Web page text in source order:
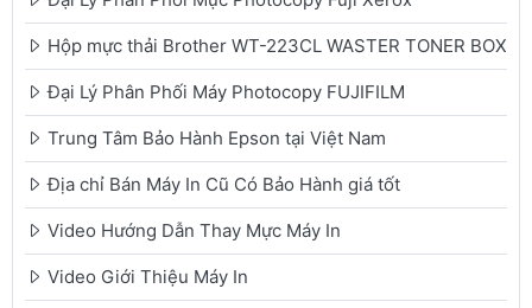
Hộp mực thải Brother WT-223CL WASTER TONER BOX
Đại Lý Phân Phối Máy Photocopy FUJIFILM
Trung Tâm Bảo Hành Epson tại Việt Nam
Địa chỉ Bán Máy In Cũ Có Bảo Hành giá tốt
Video Hướng Dẫn Thay Mực Máy In
Video Giới Thiệu Máy In